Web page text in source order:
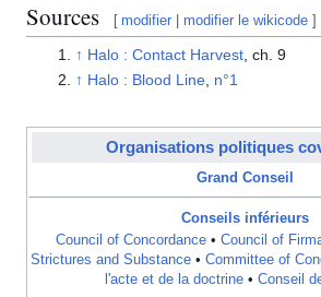
Sources [ modifier |modifier le wikicode ]
↑ Halo : Contact Harvest, ch. 9
↑ Halo : Blood Line, n°1
Organisations politiques
Grand Conseil
Conseils inférieurs
Council of Concordance • Council of
Strictures and Substance • Committee of
l'acte et de la doctrine • Conseil